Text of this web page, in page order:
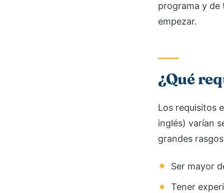
programa y de
empezar.
¿Qué
Los requisitos
inglés) varían
grandes
Ser mayor
Tener